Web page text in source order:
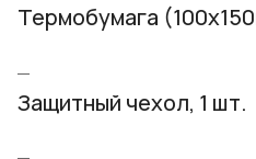
Термобумага
Защитный чехол, 1 шт.